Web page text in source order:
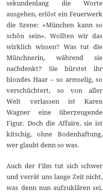
sekundenlang die Worte
ausgehen, erlöst ein Feuerwerk
die Szene: »München kann so
schön sein«. Wollten wir das
wirklich wissen? Was tut die
Münchnerin, während sie
nachdenkt? Sie bürstet ihr
blondes Haar – so armselig, so
verschüchtert, so von aller
Welt verlassen ist Karen
Wagner eine überzeugende
Figur. Doch die Affaire, sie ist
kitschig, ohne Bodenhaftung,
wer glaubt denn so was.
Auch der Film tut sich schwer
und verrät uns lange Zeit nicht,
was denn nun aufzuklären sei.